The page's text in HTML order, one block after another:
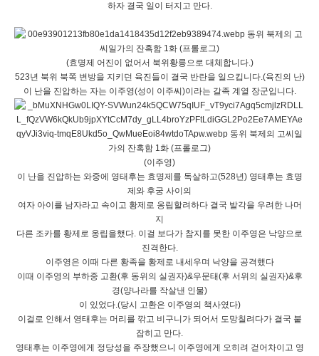
하자 결국 일이 터지고 만다.
(효명제 어진이 없어서 북위황릉으로 대체합니다.)
523년 북위 북쪽 변방을 지키던 육진들이 결국 반란을 일으킵니다.(육진의 난)
이 난을 진압하는 자는 이주영(성이 이주씨)이라는 갈족 계열 장군입니다.
(이주영)
이 난을 진압하는 와중에 영태후는 효명제를 독살하고(528년) 영태후는 효명
제와 후궁 사이의
여자 아이를 남자라고 속이고 황제로 옹립할려하다 결국 발각을 우려한 나머
지
다른 조카를 황제로 옹립을했다. 이걸 보다가 참지를 못한 이주영은 낙양으로
진격한다.
이주영은 이때 다른 황족을 황제로 내세우며 낙양을 공격했다
이때 이주영의 부하중 고환(후 동위의 실권자)&우문태(후 서위의 실권자)&후
경(양나라를 작살낸 인물)
이 있었다.(당시 고환은 이주영의 책사였다)
이걸로 인해서 영태후는 머리를 깎고 비구니가 되어서 도망칠려다가 결국 붙
잡히고 만다.
영태후는 이주영에게 정당성을 주장했으니 이주영에게 오히려 걷어차이고 영